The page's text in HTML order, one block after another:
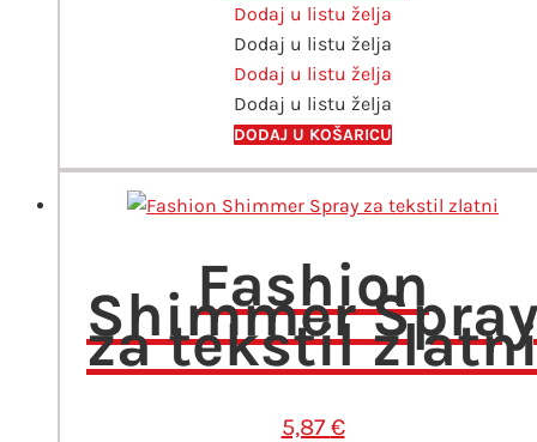
220
žuta
150ml
količina
Dodaj u listu želja
Dodaj u listu želja
Dodaj u listu želja
Dodaj u listu želja
DODAJ U KOŠARICU
Fashion
Shimmer
za tekstil
5,87 €